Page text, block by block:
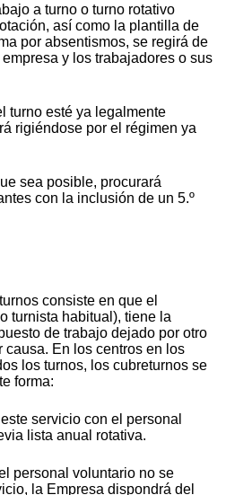
a turno o turno rotativo
así como la plantilla de
por absentismos, se regirá de
y los trabajadores o sus
turno esté ya legalmente
rigiéndose por el régimen ya
sea posible, procurará
con la inclusión de un 5.º
consiste en que el
turnista habitual), tiene la
de trabajo dejado por otro
causa. En los centros en los
los turnos, los cubreturnos se
forma:
servicio con el personal
lista anual rotativa.
personal voluntario no se
la Empresa dispondrá del